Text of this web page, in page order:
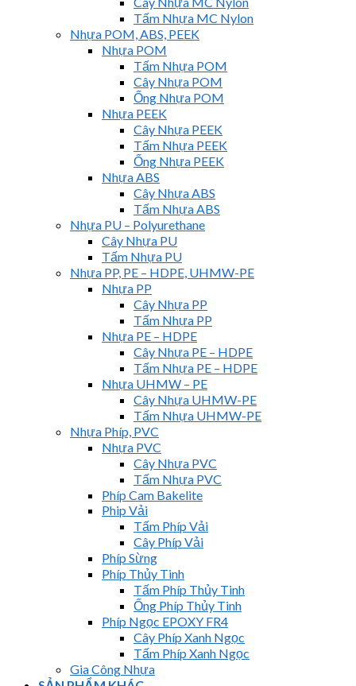
Tấm Nhựa MC Nylon
Nhựa POM, ABS, PEEK
Nhựa POM
Tấm Nhựa POM
Cây Nhựa POM
Ống Nhựa POM
Nhựa PEEK
Cây Nhựa PEEK
Tấm Nhựa PEEK
Ống Nhựa PEEK
Nhựa ABS
Cây Nhựa ABS
Tấm Nhựa ABS
Nhựa PU – Polyurethane
Cây Nhựa PU
Tấm Nhựa PU
Nhựa PP, PE – HDPE, UHMW-PE
Nhựa PP
Cây Nhựa PP
Tấm Nhựa PP
Nhựa PE – HDPE
Cây Nhựa PE – HDPE
Tấm Nhựa PE – HDPE
Nhựa UHMW – PE
Cây Nhựa UHMW-PE
Tấm Nhựa UHMW-PE
Nhựa Phíp, PVC
Nhựa PVC
Cây Nhựa PVC
Tấm Nhựa PVC
Phíp Cam Bakelite
Phip Vải
Tấm Phíp Vải
Cây Phíp Vải
Phíp Sừng
Phíp Thủy Tinh
Tấm Phíp Thủy Tinh
Ống Phíp Thủy Tinh
Phíp Ngọc EPOXY FR4
Cây Phíp Xanh Ngọc
Tấm Phíp Xanh Ngọc
Gia Công Nhựa